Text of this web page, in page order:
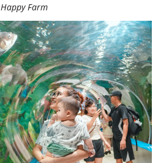
Happy Farm